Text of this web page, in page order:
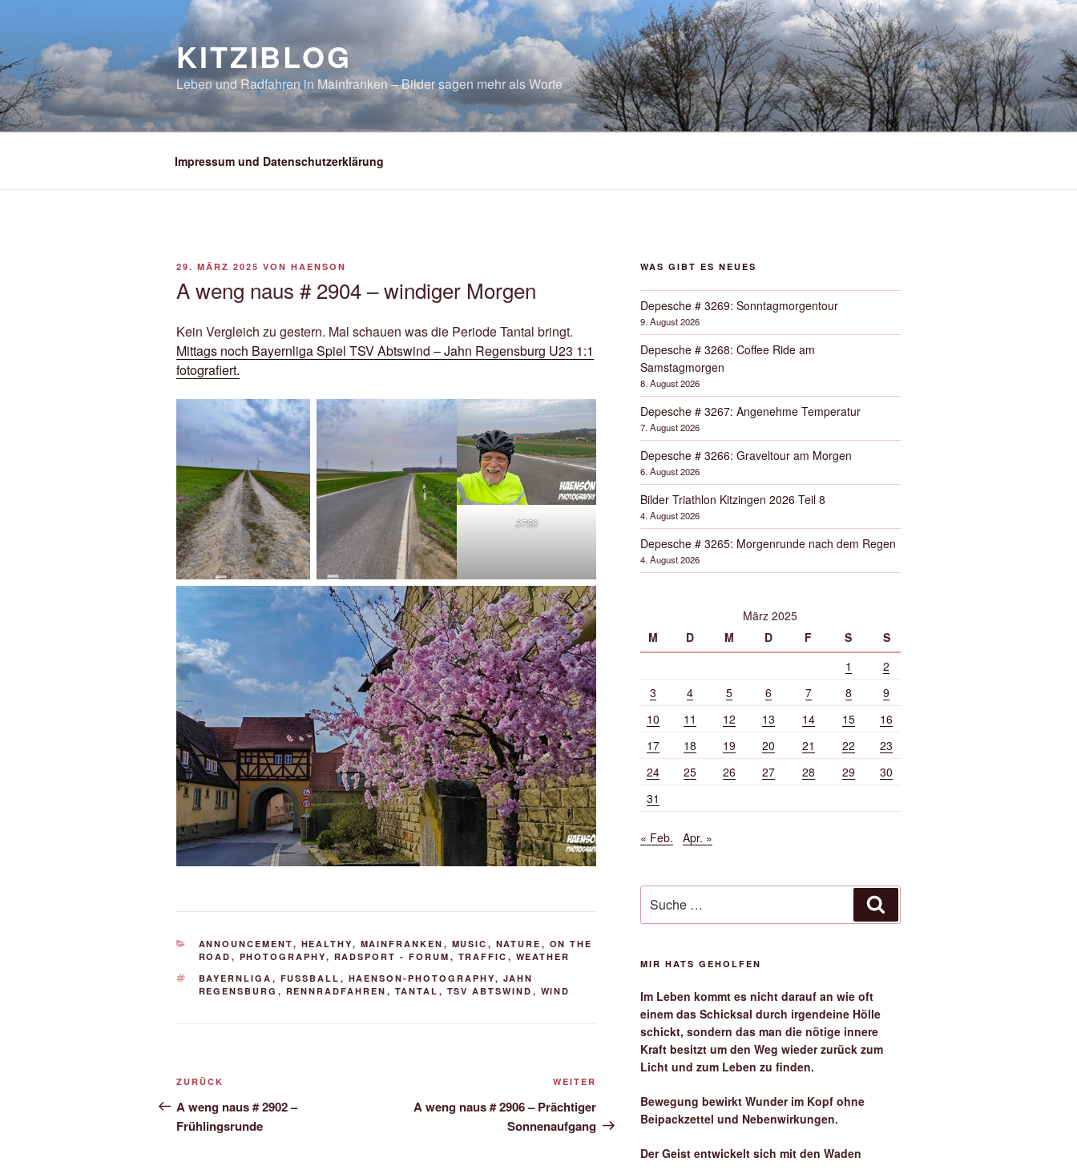
springen
KITZIBLOG
Leben und Radfahren in Mainfranken – Bilder sagen mehr als Worte
Impressum und Datenschutzerklärung
VERÖFFENTLICHT
29. MÄRZ 2025 VON HAENSON
A weng naus # 2904 – windiger Morgen
Kein Vergleich zu gestern. Mal schauen was die Periode Tantal bringt.
Mittags noch Bayernliga Spiel TSV Abtswind – Jahn Regensburg U23 1:1
fotografiert.
3750
KATEGORIEN
ANNOUNCEMENT, HEALTHY, MAINFRANKEN , MUSIC , NATURE , ON THE
ROAD , PHOTOGRAPHY, RADSPORT - FORUM , TRAFFIC , WEATHER
SCHLAGWÖRTER
BAYERNLIGA , FUSSBALL , HAENSON-PHOTOGRAPHY, JAHN
REGENSBURG , RENNRADFAHREN , TANTAL , TSV ABTSWIND , WIND
Beitrags-
Navigation
Vorheriger
Beitrag
ZURÜCK
A weng naus # 2902 –
Frühlingsrunde
Beitrag
WEITER
A weng naus # 2906 – Prächtiger
Sonnenaufgang
WAS GIBT ES NEUES
Depesche # 3269: Sonntagmorgentour
9. August 2026
Depesche # 3268: Coffee Ride am
Samstagmorgen
8. August 2026
Depesche # 3267: Angenehme Temperatur
7. August 2026
Depesche # 3266: Graveltour am Morgen
6. August 2026
Bilder Triathlon Kitzingen 2026 Teil 8
4. August 2026
Depesche # 3265: Morgenrunde nach dem Regen
4. August 2026
März 2025
M
D M D F S
S
1
2
3
4 5 6 7 8
9
10
11 12 13 14 15
16
17
18 19 20 21 22
23
24
25 26 27 28 29
30
31
« Feb. Apr. »
nach:
MIR HATS GEHOLFEN
Im Leben kommt es nicht darauf an wie oft
einem das Schicksal durch irgendeine Hölle
schickt, sondern das man die nötige innere
Kraft besitzt um den Weg wieder zurück zum
Licht und zum Leben zu finden.
Bewegung bewirkt Wunder im Kopf ohne
Beipackzettel und Nebenwirkungen.
Der Geist entwickelt sich mit den Waden